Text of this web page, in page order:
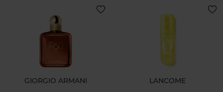
GIORGIO ARMANI LANCOME